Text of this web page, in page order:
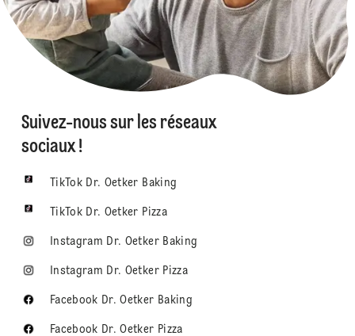
Suivez-nous sur les réseaux
sociaux !
TikTok Dr. Oetker Baking
TikTok Dr. Oetker Pizza
Instagram Dr. Oetker Baking
Instagram Dr. Oetker Pizza
Facebook Dr. Oetker Baking
Facebook Dr. Oetker Pizza